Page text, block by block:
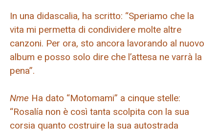
In una didascalia, ha scritto: “Speriamo che la
vita mi permetta di condividere molte altre
canzoni. Per ora, sto ancora lavorando al nuovo
album e posso solo dire che l’attesa ne varrà la
pena”.
Nme Ha dato “Motomami” a cinque stelle:
“Rosalía non è così tanta scolpita con la sua
corsia quanto costruire la sua autostrada